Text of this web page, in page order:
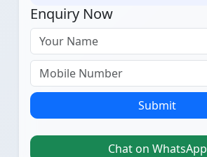
Enquiry Now
Submit
Chat on WhatsApp